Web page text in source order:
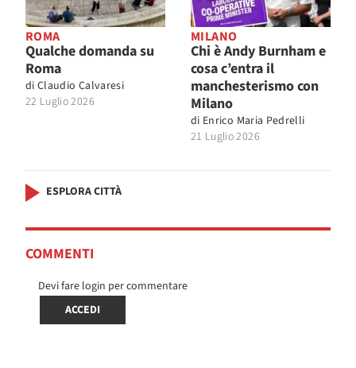
ROMA
Qualche domanda su
Roma
di Claudio Calvaresi
22 Luglio 2026
MILANO
Chi è Andy Burnham e
cosa c’entra il
manchesterismo con
Milano
di Enrico Maria Pedrelli
21 Luglio 2026
ESPLORA CITTÀ
COMMENTI
Devi fare login per commentare
ACCEDI